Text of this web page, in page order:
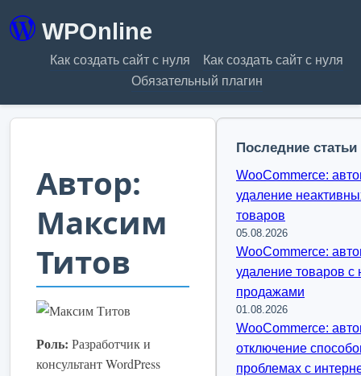
WPOnline
Как создать сайт с нуля
Как создать сайт с нуля
Обязательный плагин
Автор:
Максим
Титов
Роль: Разработчик и
консультант WordPress
Последние статьи
WooCommerce:
удаление
товаров
05.08.2026
WooCommerce:
удаление товаров с
продажами
01.08.2026
WooCommerce:
отключение
проблемах с